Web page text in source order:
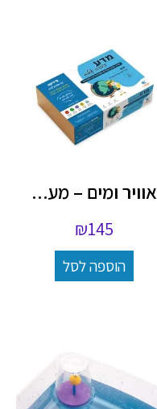
אוויר ומים – מע...
₪145
הוספה לסל